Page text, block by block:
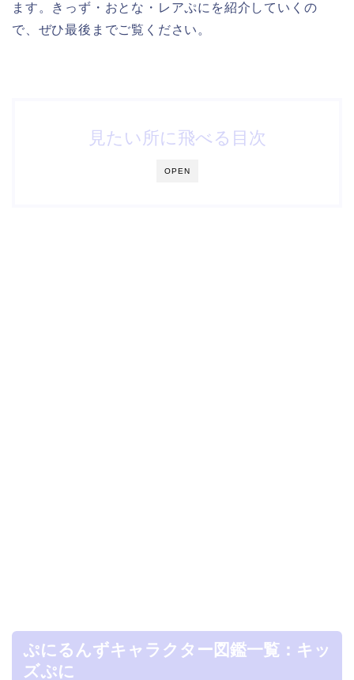
ます。きっず・おとな・レアぷにを紹介していくの
で、ぜひ最後までご覧ください。
OPEN
見たい所に飛べる目次
ぷにるんずキャラクター図鑑一覧：キッ
ズぷに